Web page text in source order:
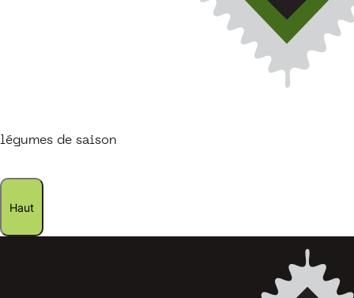
légumes de saison
Haut